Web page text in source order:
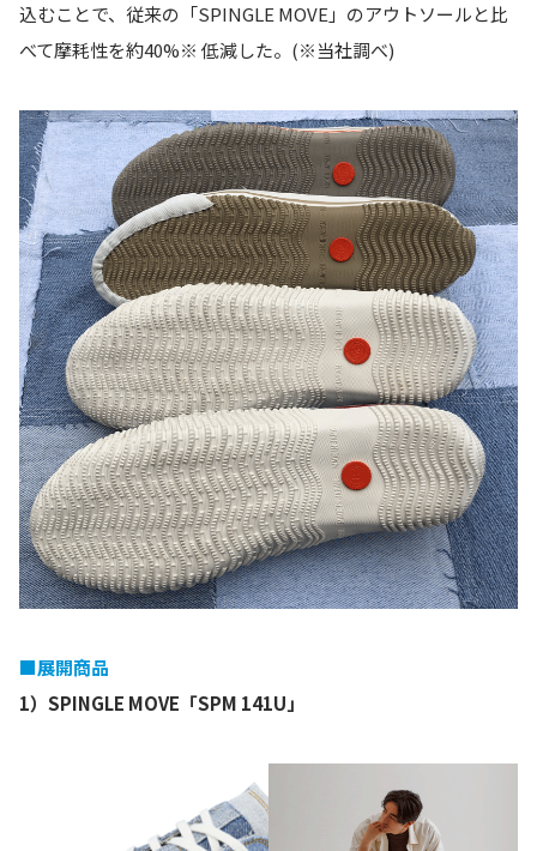
込むことで、従来の「SPINGLE MOVE」のアウトソールと比
べて摩耗性を約40%※ 低減した。(※当社調べ)
■展開商品
1）SPINGLE MOVE「SPM 141U」